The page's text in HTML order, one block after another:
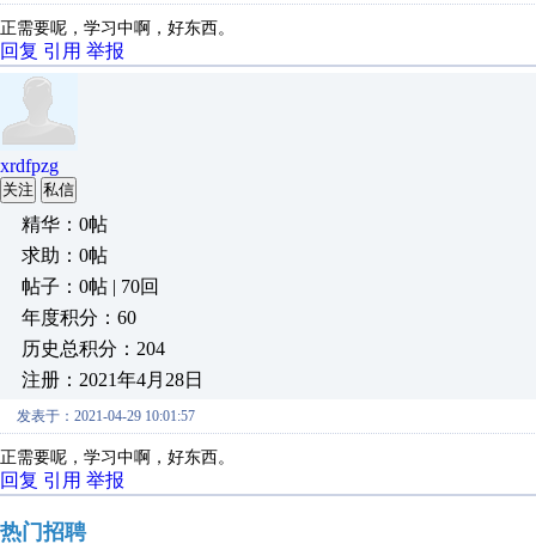
正需要呢，学习中啊，好东西。
回复 引用 举报
xrdfpzg
关注 私信
精华：0帖
求助：0帖
帖子：0帖 | 70回
年度积分：60
历史总积分：204
注册：2021年4月28日
发表于：2021-04-29 10:01:57
正需要呢，学习中啊，好东西。
回复 引用 举报
热门招聘